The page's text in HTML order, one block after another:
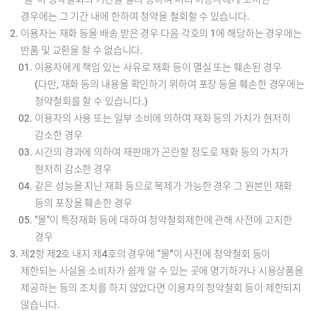
경우에는 그 기간 내에 한하여 청약을 철회할 수 있습니다.
이용자는 재화 등을 배송 받은 경우 다음 각호의 1에 해당하는 경우에는
반품 및 교환을 할 수 없습니다.
이용자에게 책임 있는 사유로 재화 등이 멸실 또는 훼손된 경우
(다만, 재화 등의 내용을 확인하기 위하여 포장 등을 훼손한 경우에는
청약철회를 할 수 있습니다.)
이용자의 사용 또는 일부 소비에 의하여 재화 등의 가치가 현저히
감소한 경우
시간의 경과에 의하여 재판매가 곤란할 정도로 재화 등의 가치가
현저히 감소한 경우
같은 성능을 지닌 재화 등으로 복제가 가능한 경우 그 원본인 재화
등의 포장을 훼손한 경우
"몰"이 특정재화 등에 대하여 청약철회제한에 관해 사전에 고지한
경우
제2항 제2호 내지 제4호의 경우에 “몰”이 사전에 청약철회 등이
제한되는 사실을 소비자가 쉽게 알 수 있는 곳에 명기하거나 시용상품을
제공하는 등의 조치를 하지 않았다면 이용자의 청약철회 등이 제한되지
않습니다.